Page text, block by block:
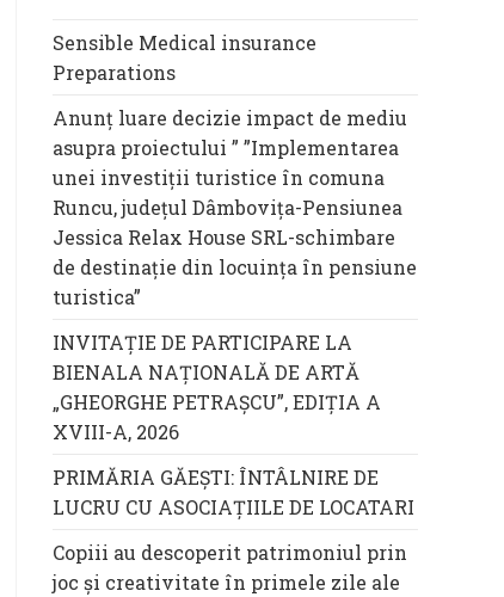
Sensible Medical insurance
Preparations
Anunț luare decizie impact de mediu
asupra proiectului ” ”Implementarea
unei investiții turistice în comuna
Runcu, județul Dâmbovița-Pensiunea
Jessica Relax House SRL-schimbare
de destinație din locuința în pensiune
turistica”
INVITAȚIE DE PARTICIPARE LA
BIENALA NAȚIONALĂ DE ARTĂ
„GHEORGHE PETRAȘCU”, EDIŢIA A
XVIII-A, 2026
PRIMĂRIA GĂEȘTI: ÎNTÂLNIRE DE
LUCRU CU ASOCIAȚIILE DE LOCATARI
Copiii au descoperit patrimoniul prin
joc și creativitate în primele zile ale